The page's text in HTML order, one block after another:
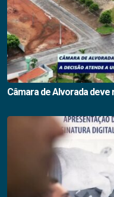
Câmara de Alvorada